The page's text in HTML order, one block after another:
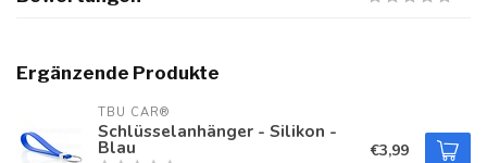
Ergänzende Produkte
TBU CAR®
Schlüsselanhänger - Silikon -
Blau €3,99